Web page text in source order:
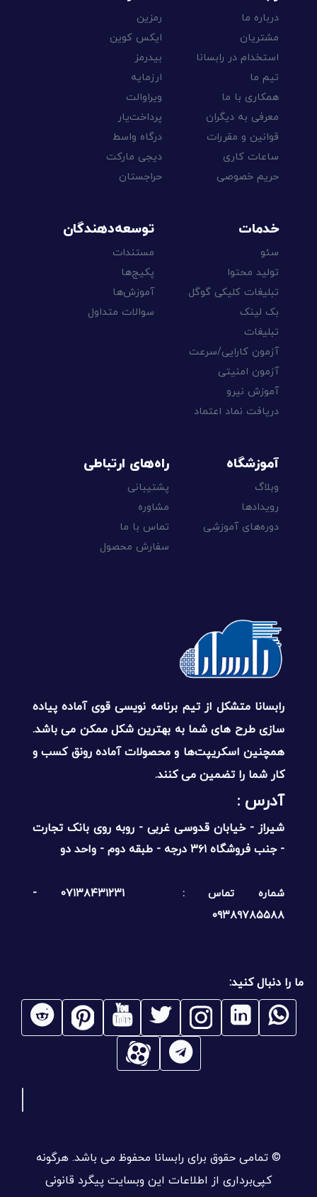
درباره ما
مشتریان
استخدام در رابسانا
تیم ما
همکاری با ما
معرفی به دیگران
قوانین و مقررات
ساعات کاری
حریم خصوصی
رمزین
ایکس کوین
بیدرمز
ارزمایه
ویراوالت
پرداخت‌یار
درگاه واسط
دیجی مارکت
حراجستان
خدمات
سئو
تولید محتوا
تبلیغات کلیکی گوگل
بک لینک
تبلیغات
آزمون کارایی/سرعت
آزمون امنیتی
آموزش نیرو
دریافت نماد اعتماد
توسعه‌دهندگان
مستندات
پکیج‌ها
آموزش‌ها
سوالات متداول
آموزشگاه
وبلاگ
رویدادها
دوره‌های آموزشی
راه‌های ارتباطی
پشتیبانی
مشاوره
تماس با ما
سفارش محصول
رابسانا متشکل از تیم برنامه نویسی قوی آماده پیاده
سازی طرح های شما به بهترین شکل ممکن می باشد.
همچنین اسکریپت‌ها و محصولات آماده رونق کسب و
کار شما را تضمین می کنند.
آدرس :‌
شیراز - خیابان قدوسی غربی - روبه روی بانک تجارت
- جنب فروشگاه ۳۶۱ درجه - طبقه دوم - واحد دو
شماره تماس :
۰۷۱۳۸۴۳۱۲۳۱ -
۰۹۳۸۹۷۸۵۵۸۸
ما را دنبال کنید:
© تمامی حقوق برای رابسانا محفوظ می باشد. هرگونه
کپی‌برداری از اطلاعات این وبسایت پیگرد قانونی